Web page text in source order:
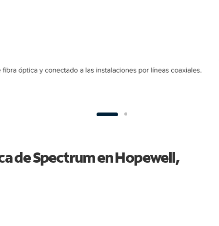
de Spectrum en Hopewell,